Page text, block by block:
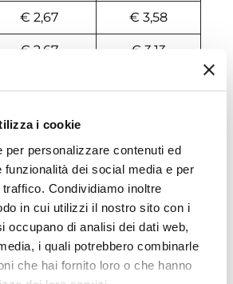
i cookie
per personalizzare contenuti ed
funzionalità dei social media e per
Condividiamo inoltre
in cui utilizzi il nostro sito con i
occupano di analisi dei dati web,
i quali potrebbero combinarle
che hai fornito loro o che hanno
€ 2,67 € 3,58
€ 2,67 € 3,13
€ 2,25 € 2,62
€ 2,18 € 2,52
€ 2,17 € 2,50
€ 2,15 € 2,44
€ 2,14